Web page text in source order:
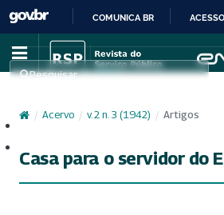
IR
PARA
CONTEÚDO
COMUNICA BR
Pesquisar
/ Acervo / v. 2 n. 3 (1942) / Artigos
Casa para o servidor do